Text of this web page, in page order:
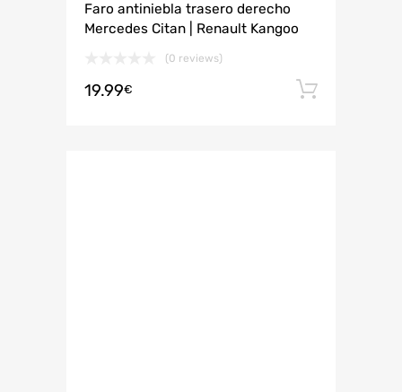
Faro antiniebla trasero derecho
Mercedes Citan | Renault Kangoo
(0 reviews)
19.99€